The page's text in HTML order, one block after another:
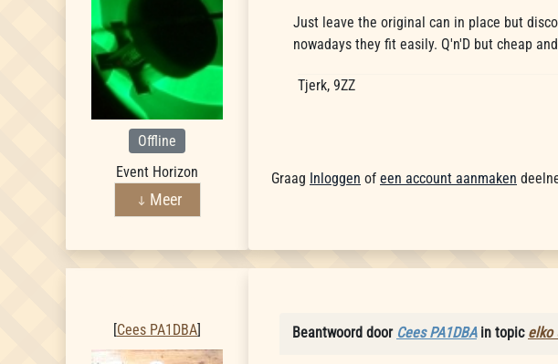
Offline
Event Horizon
Meer
Just leave the original can in place but
nowadays they fit easily. Q'n'D but cheap
Tjerk, 9ZZ
Graag Inloggen of een account aanmaken
[Cees PA1DBA] Beantwoord door Cees PA1DBAin topic elko